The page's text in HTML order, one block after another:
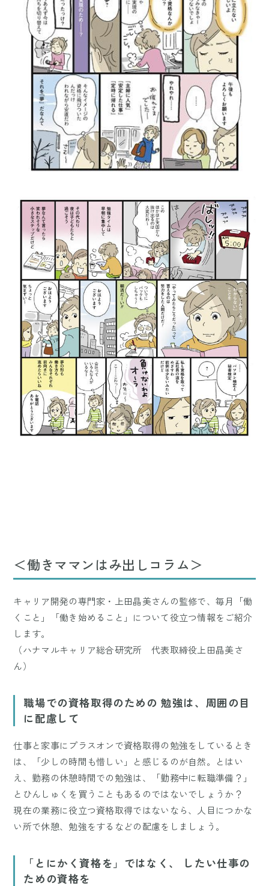
＜働きママンはみ出しコラム＞
キャリア開発の専門家・上田晶美さんの監修で、毎月「働
くこと」「働き始めること」について役立つ情報をご紹介
します。
（ハナマルキャリア総合研究所 代表取締役上田晶美さ
ん）
職場での資格取得のための 勉強は、周囲の目
に配慮して
仕事と家事にプラスオンで資格取得の勉強をしているとき
は、「少しの時間も惜しい」と感じるのが自然。とはい
え、勤務の休憩時間での勉強は、「勤務中に転職準備？」
とひんしゅくを買うこともあるのではないでしょうか？
現在の業務に役立つ資格取得ではないなら、人目につかな
い所で休憩、勉強をするなどの配慮をしましょう。
「とにかく資格を」ではなく、 したい仕事の
ための資格を